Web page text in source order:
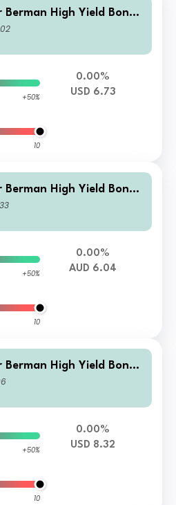
Berman High Yield Bond
USD A (Monthly) Distribu
+50%
10
0.00%
USD 6.73
Berman High Yield Bond
A (Monthly) Distributing C
+50%
10
0.00%
AUD 6.04
Berman High Yield Bond
USD I2 Distributing
+50%
10
0.00%
USD 8.32